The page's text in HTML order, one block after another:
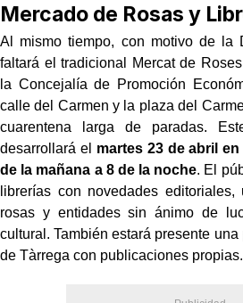
Mercado de Rosas y
Al mismo tiempo, con motivo de la
faltará el tradicional Mercat de
la Concejalía de Promoción
calle del Carmen y la plaza del
cuarentena larga de paradas.
desarrollará el martes 23 de abril
de la mañana a 8 de la noche. El
librerías con novedades
rosas y entidades sin ánimo de
cultural. También estará presente
de Tàrrega con publicaciones propias.